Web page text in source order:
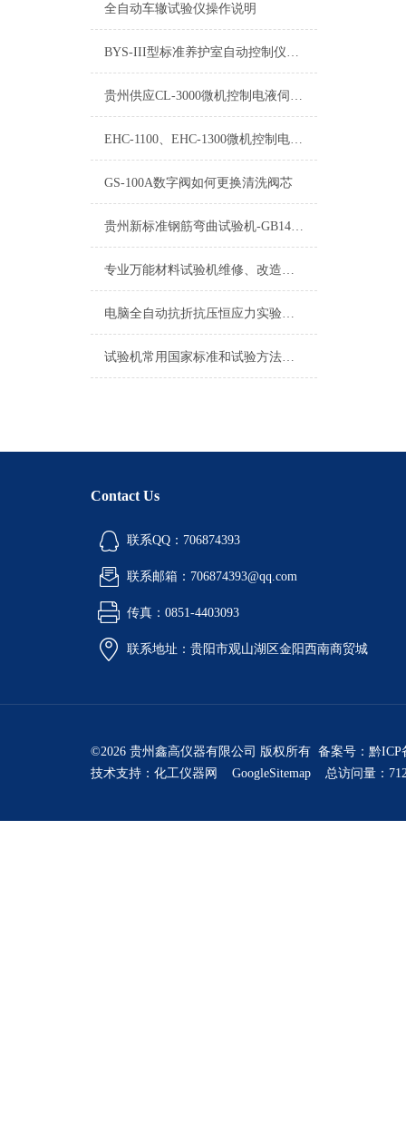
全自动车辙试验仪操作说明
BYS-III型标准养护室自动控制仪结构与工作原理
贵州供应CL-3000微机控制电液伺服测控系统上门安装
EHC-1100、EHC-1300微机控制电液伺服测控系统
GS-100A数字阀如何更换清洗阀芯
贵州新标准钢筋弯曲试验机-GB1499.2-2018
专业万能材料试验机​维修、改造、升级、租赁
电脑全自动抗折抗压恒应力实验机厂家负责售前、售中、售后指导
试验机常用国家标准和试验方法汇总
Contact Us
联系QQ：706874393
联系邮箱：706874393@qq.com
传真：0851-4403093
联系地址：贵阳市观山湖区金阳西南商贸城
©2026 贵州鑫高仪器有限公司 版权所有 备案号： 黔ICP
技术支持： 化工仪器网 GoogleSitemap 总访问量：